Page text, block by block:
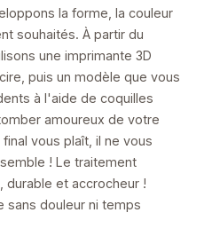
la forme, la couleur
souhaités. À partir du
une imprimante 3D
puis un modèle que vous
à l'aide de coquilles
amoureux de votre
vous plaît, il ne vous
! Le traitement
durable et accrocheur !
sans douleur ni temps